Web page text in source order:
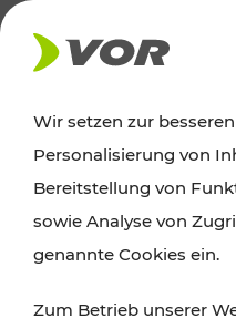
AKTUELLES
Ausflugstipps
Wien, Niederösterreich
Wanderungen, Kultur
Wir setzen zur
Personalisierung von
Bereitstellung von
sowie Analyse von
genannte Cookies ein.
Zum Betrieb unserer